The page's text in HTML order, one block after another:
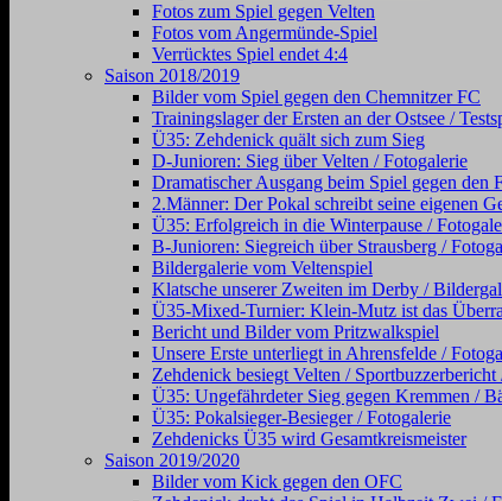
Fotos zum Spiel gegen Velten
Fotos vom Angermünde-Spiel
Verrücktes Spiel endet 4:4
Saison 2018/2019
Bilder vom Spiel gegen den Chemnitzer FC
Trainingslager der Ersten an der Ostsee /
Ü35: Zehdenick quält sich zum Sieg
D-Junioren: Sieg über Velten / Fotogalerie
Dramatischer Ausgang beim Spiel gegen den
2.Männer: Der Pokal schreibt seine eigenen
Ü35: Erfolgreich in die Winterpause /
B-Junioren: Siegreich über Strausberg /
Bildergalerie vom Veltenspiel
Klatsche unserer Zweiten im Derby /
Ü35-Mixed-Turnier: Klein-Mutz ist das
Bericht und Bilder vom Pritzwalkspiel
Unsere Erste unterliegt in Ahrensfelde /
Zehdenick besiegt Velten / Sportbuzzerbericht
Ü35: Ungefährdeter Sieg gegen Kremmen /
Ü35: Pokalsieger-Besieger / Fotogalerie
Zehdenicks Ü35 wird Gesamtkreismeister
Saison 2019/2020
Bilder vom Kick gegen den OFC